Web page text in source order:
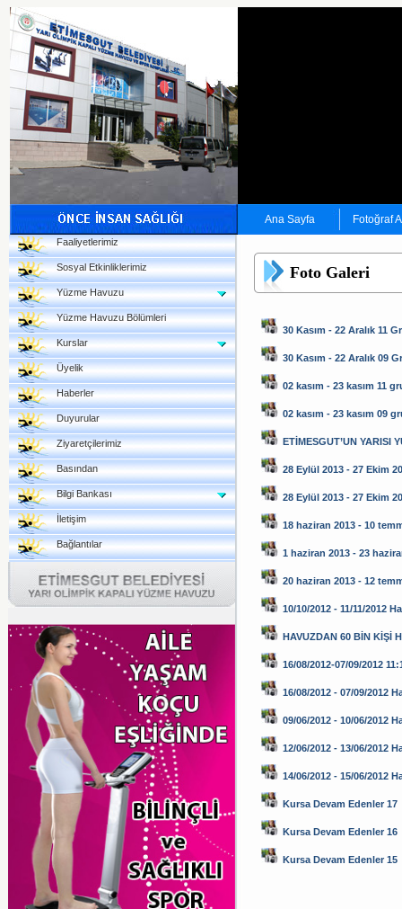
Ana Sayfa Fotoğraf
Faaliyetlerimiz
Sosyal Etkinliklerimiz
Yüzme Havuzu
Yüzme Havuzu Bölümleri
Kurslar
Üyelik
Haberler
Duyurular
Ziyaretçilerimiz
Basından
Bilgi Bankası
İletişim
Bağlantılar
Foto Galeri
30 Kasım - 22 Aralık 11
30 Kasım - 22 Aralık 09
02 kasım - 23 kasım 11
02 kasım - 23 kasım 09
ETİMESGUT’UN YARISI
28 Eylül 2013 - 27 Ekim
28 Eylül 2013 - 27 Ekim
18 haziran 2013 - 10
1 haziran 2013 - 23
20 haziran 2013 - 12
10/10/2012 - 11/11/2012
HAVUZDAN 60 BİN KİŞİ
16/08/2012-07/09/2012
16/08/2012 - 07/09/2012
09/06/2012 - 10/06/2012
12/06/2012 - 13/06/2012
14/06/2012 - 15/06/2012
Kursa Devam Edenler 17
Kursa Devam Edenler 16
Kursa Devam Edenler 15